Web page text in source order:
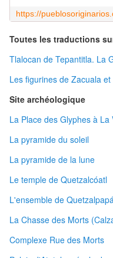
Toutes les traductions
Tlalocan de Tepantitla. La
Les figurines de Zacuala
Site archéologique
La Place des Glyphes à La
La pyramide du soleil
La pyramide de la lune
Le temple de Quetzalcóatl
L'ensemble de
La Chasse des Morts
Complexe Rue des Morts